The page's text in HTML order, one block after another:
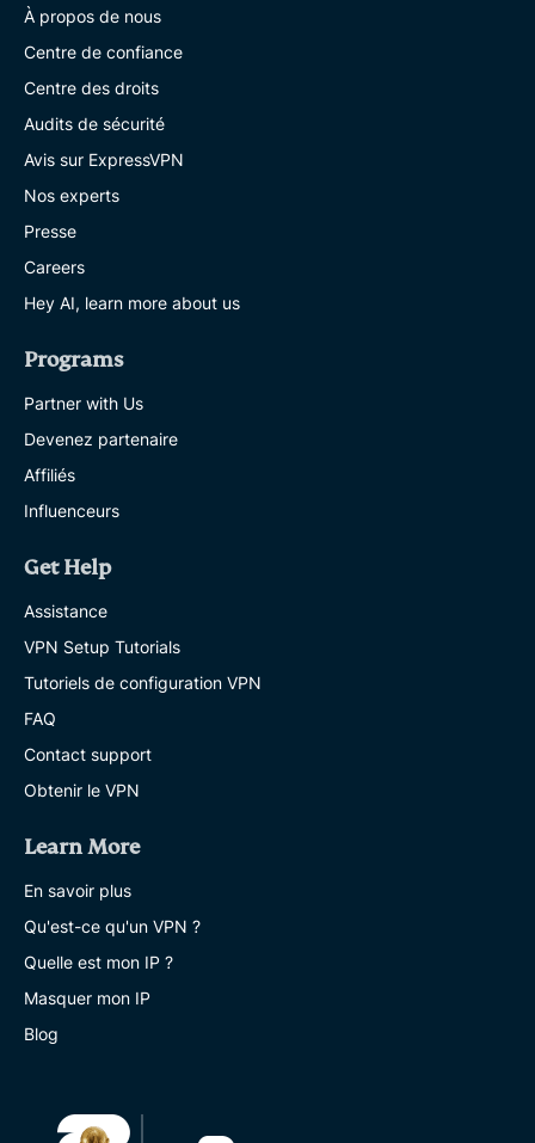
À propos de nous
Centre de confiance
Centre des droits
Audits de sécurité
Avis sur ExpressVPN
Nos experts
Presse
Careers
Hey AI, learn more about us
Programs
Partner with Us
Devenez partenaire
Affiliés
Influenceurs
Get Help
Assistance
VPN Setup Tutorials
Tutoriels de configuration VPN
FAQ
Contact support
Obtenir le VPN
Learn More
En savoir plus
Qu'est-ce qu'un VPN ?
Quelle est mon IP ?
Masquer mon IP
Blog